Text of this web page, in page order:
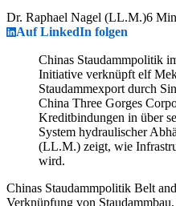
Dr. Raphael Nagel (LL.M.)6
Auf LinkedIn folgen
Chinas Staudammpolitik
Initiative verknüpft elf
Staudammexport durch
China Three Gorges
Kreditbindungen in über
System hydraulischer
(LL.M.) zeigt, wie
wird.
Chinas Staudammpolitik Belt
Verknüpfung von